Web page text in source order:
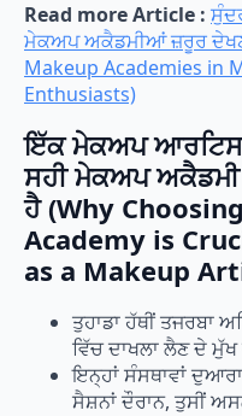
Read more Article :
ਮੇਕਅਪ ਅਕੈਡਮੀਆਂ ਜ਼ਰੂਰ
Makeup Academies in
Enthusiasts)
ਇੱਕ ਮੇਕਅਪ
ਸਹੀ ਮੇਕਅਪ
ਹੈ (Why
Academy is
as a Makeup
ਤੁਹਾਡਾ ਹੱਥੀਂ ਤਜਰਬਾ
ਵਿੱਚ ਦਾਖਲਾ ਲੈਣ ਦੇ
ਇਨ੍ਹਾਂ ਸੰਸਥਾਵਾਂ
ਸੈਸ਼ਨਾਂ ਦੌਰਾਨ, ਤੁਸੀਂ